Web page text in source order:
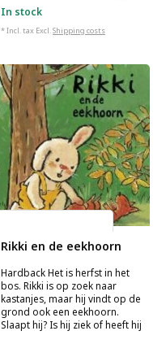
In stock
* Incl. tax Excl.Shipping costs
Rikki en de eekhoorn
Hardback Het is herfst in het
bos. Rikki is op zoek naar
kastanjes, maar hij vindt op de
grond ook een eekhoorn.
Slaapt hij? Is hij ziek of heeft hij